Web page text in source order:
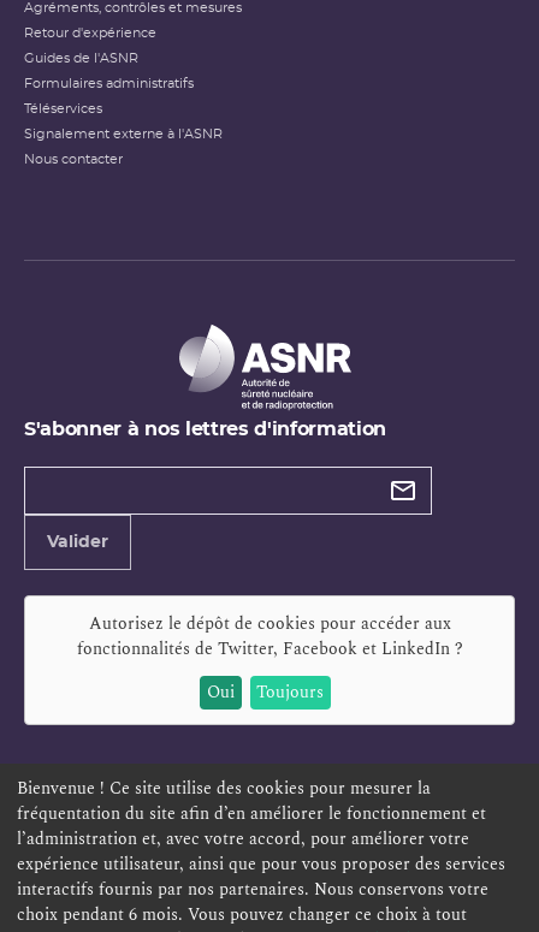
Agréments, contrôles et mesures
Retour d'expérience
Guides de l'ASNR
Formulaires administratifs
Téléservices
Signalement externe à l'ASNR
Nous contacter
S'abonner à nos lettres d'information
Types de
Valider
Autorisez le dépôt de cookies pour accéder aux
fonctionnalités de Twitter, Facebook et LinkedIn?
Oui
Toujours
ESPACE PERSONNEL OFFRES D'EMPLOI SIGNALEMENT
TÉLÉSERVICES PLAN DU SITE
ACCESSIBILITÉ POLITIQUE DE CONFIDENTIALITÉ
MENTIONS LÉGALES CONTACT
Bienvenue ! Ce site utilise des cookies pour mesurer la
fréquentation du site afin d’en améliorer le fonctionnement et
l’administration et, avec votre accord, pour améliorer votre
expérience utilisateur, ainsi que pour vous proposer des services
interactifs fournis par nos partenaires. Nous conservons votre
choix pendant 6 mois. Vous pouvez changer ce choix à tout